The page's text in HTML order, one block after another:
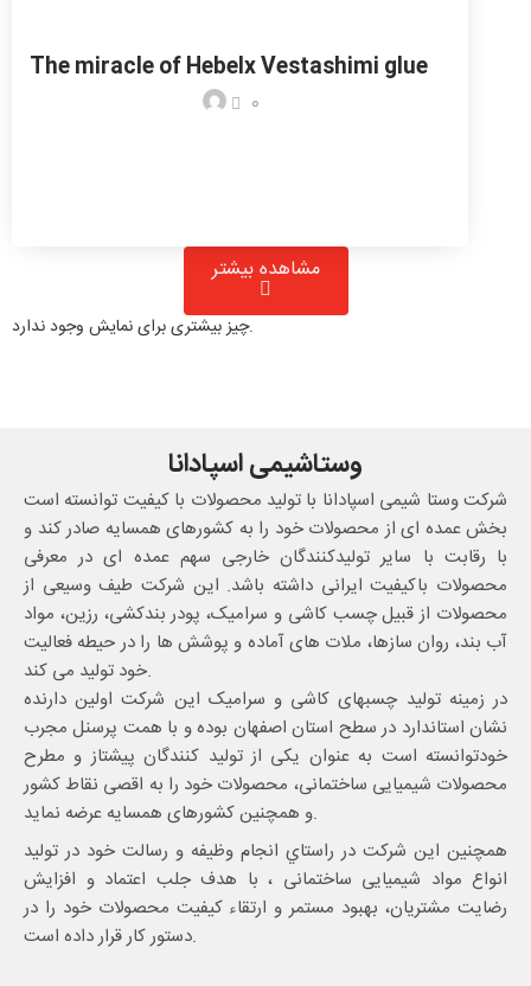
The miracle of Hebelx Vestashimi glue
0
مشاهده بیشتر
چیز بیشتری برای نمایش وجود ندارد.
وستاشیمی اسپادانا
شرکت وستا شیمی اسپادانا با تولید محصولات با کیفیت توانسته است
بخش عمده ای از محصولات خود را به کشورهای همسایه صادر کند و
با رقابت با سایر تولیدکنندگان خارجی سهم عمده ای در معرفی
محصولات باکیفیت ایرانی داشته باشد. این شرکت طیف وسیعی از
محصولات از قبیل چسب کاشی و سرامیک، پودر بندکشی، رزین، مواد
آب بند، روان سازها، ملات های آماده و پوشش ها را در حیطه فعالیت
خود تولید می کند.
در زمینه تولید چسبهای کاشی و سرامیک این شرکت اولین دارنده
نشان استاندارد در سطح استان اصفهان بوده و با همت پرسنل مجرب
خودتوانسته است به عنوان یکی از تولید کنندگان پیشتاز و مطرح
محصولات شیمیایی ساختمانی، محصولات خود را به اقصی نقاط کشور
و همچنین کشورهای همسایه عرضه نماید.
همچنین این شرکت در راستاي انجام وظيفه و رسالت خود در تولید
انواع مواد شیمیایی ساختمانی ، با هدف جلب اعتماد و افزایش
رضایت مشتریان، بهبود مستمر و ارتقاء کیفیت محصولات خود را در
دستور کار قرار داده است.